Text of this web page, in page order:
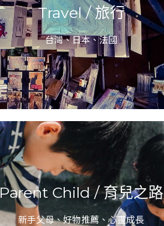
Travel / 旅行
台灣、日本、法國
Parent Child / 育兒之路
新手父母、好物推薦、心靈成長